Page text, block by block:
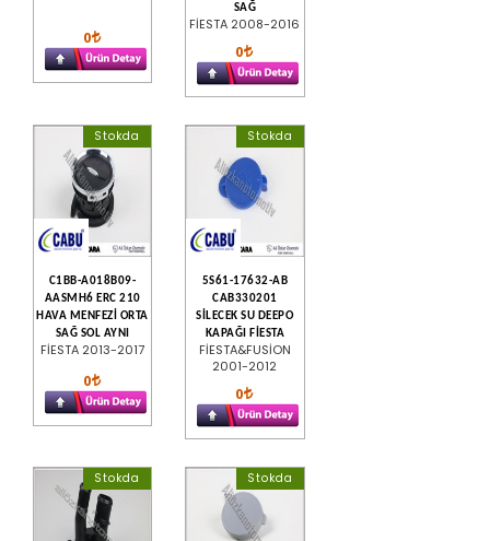
0
SAĞ
FİESTA 2008-2016
0
Stokda
C1BB-A018B09-
AASMH6 ERC 210
HAVA MENFEZİ ORTA
SAĞ SOL AYNI
FİESTA 2013-2017
0
Stokda
5S61-17632-AB
CAB330201
SİLECEK SU DEEPO
KAPAĞI FİESTA
FİESTA&FUSİON
2001-2012
0
Stokda Stokda